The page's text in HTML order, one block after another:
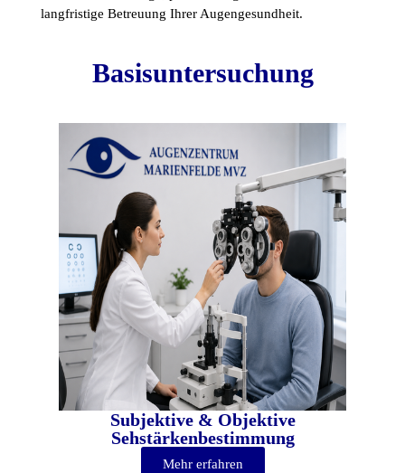
langfristige Betreuung Ihrer Augengesundheit.
Basisuntersuchung
Subjektive & Objektive
Sehstärkenbestimmung
Mehr erfahren